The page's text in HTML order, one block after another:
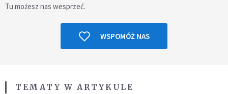
Tu możesz nas wesprzeć.
WSPOMÓŻ NAS
TEMATY W ARTYKULE